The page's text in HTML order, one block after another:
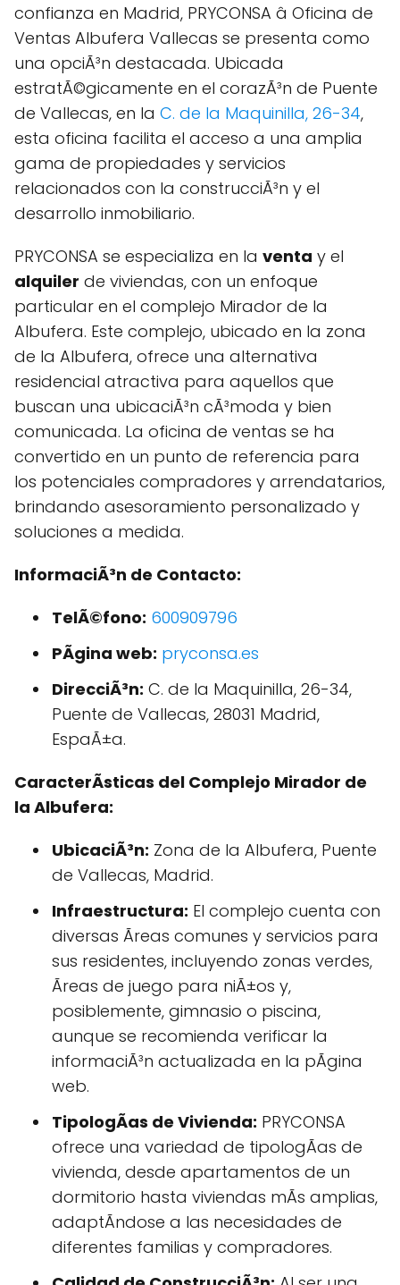
confianza en Madrid, PRYCONSA â Oficina de
Ventas Albufera Vallecas se presenta como
una opciÃ³n destacada. Ubicada
estratÃ©gicamente en el corazÃ³n de Puente
de Vallecas, en la C. de la Maquinilla, 26-34,
esta oficina facilita el acceso a una amplia
gama de propiedades y servicios
relacionados con la construcciÃ³n y el
desarrollo inmobiliario.
PRYCONSA se especializa en la venta y el
alquiler de viviendas, con un enfoque
particular en el complejo Mirador de la
Albufera. Este complejo, ubicado en la zona
de la Albufera, ofrece una alternativa
residencial atractiva para aquellos que
buscan una ubicaciÃ³n cÃ³moda y bien
comunicada. La oficina de ventas se ha
convertido en un punto de referencia para
los potenciales compradores y arrendatarios,
brindando asesoramiento personalizado y
soluciones a medida.
InformaciÃ³n de Contacto:
TelÃ©fono: 600909796
PÃgina web: pryconsa.es
DirecciÃ³n: C. de la Maquinilla, 26-34,
Puente de Vallecas, 28031 Madrid,
EspaÃ±a.
CaracterÃ­sticas del Complejo Mirador de
la Albufera:
UbicaciÃ³n: Zona de la Albufera, Puente
de Vallecas, Madrid.
Infraestructura: El complejo cuenta con
diversas Ãreas comunes y servicios para
sus residentes, incluyendo zonas verdes,
Ãreas de juego para niÃ±os y,
posiblemente, gimnasio o piscina,
aunque se recomienda verificar la
informaciÃ³n actualizada en la pÃgina
web.
TipologÃ­as de Vivienda: PRYCONSA
ofrece una variedad de tipologÃ­as de
vivienda, desde apartamentos de un
dormitorio hasta viviendas mÃs amplias,
adaptÃndose a las necesidades de
diferentes familias y compradores.